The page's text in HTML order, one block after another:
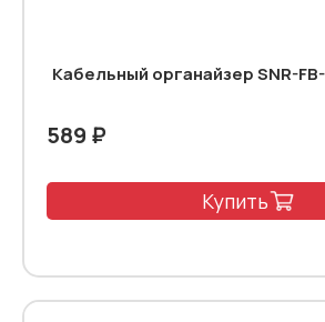
Кабельный органайзер SNR-
589 ₽
Купить